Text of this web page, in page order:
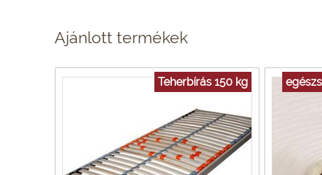
Ajánlott termékek
Teherbírás 150 kg